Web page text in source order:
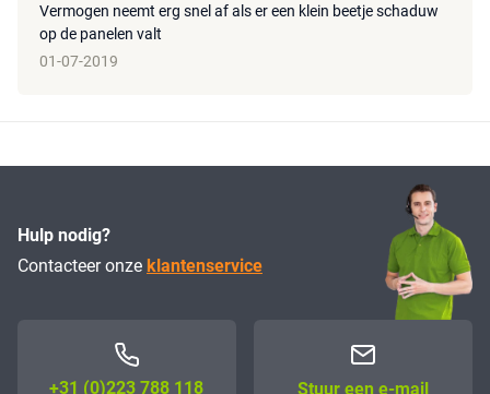
Vermogen neemt erg snel af als er een klein beetje schaduw
op de panelen valt
01-07-2019
Hulp nodig?
Contacteer onze klantenservice
+31 (0)223 788 118 Stuur een e-mail